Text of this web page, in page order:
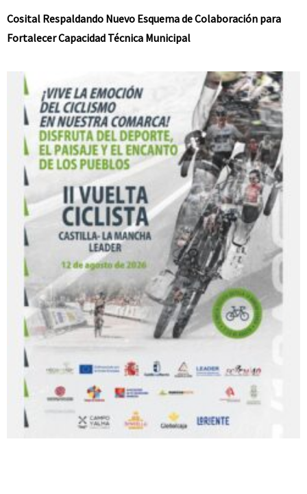
Cosital Respaldando Nuevo Esquema de Colaboración para
Fortalecer Capacidad Técnica Municipal